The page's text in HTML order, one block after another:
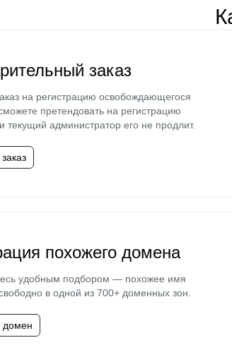
заказ
на регистрацию освобождающегося
претендовать на регистрацию
текущий администратор его не продлит.
похожего домена
удобным подбором — похожее имя
в одной из 700+ доменных зон.
домен